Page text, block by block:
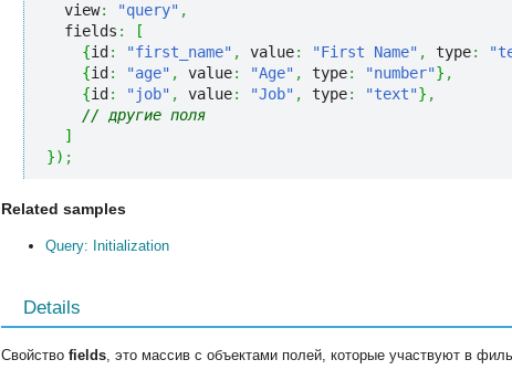
  view
: "query" ,
  fields
:
[
{id : "first_name" , value: "First Name" , type:
{id : "age" , value: "Age" , type: "number"} ,
{id : "job" , value: "Job" , type: "text"} ,
// другие поля
]
}) ;
Related samples
Query: Initialization
Details
Свойство fields , это массив с объектами полей, которые участвуют в